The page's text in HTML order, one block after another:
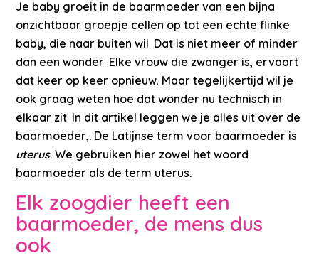
Je baby groeit in de baarmoeder van een bijna
onzichtbaar groepje cellen op tot een echte flinke
baby, die naar buiten wil. Dat is niet meer of minder
dan een wonder. Elke vrouw die zwanger is, ervaart
dat keer op keer opnieuw. Maar tegelijkertijd wil je
ook graag weten hoe dat wonder nu technisch in
elkaar zit. In dit artikel leggen we je alles uit over de
baarmoeder,. De Latijnse term voor baarmoeder is
uterus. We gebruiken hier zowel het woord
baarmoeder als de term uterus.
Elk zoogdier heeft een
baarmoeder, de mens dus
ook